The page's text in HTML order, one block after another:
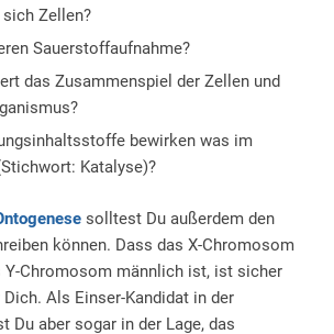
Zellen?
Sauerstoffaufnahme?
das Zusammenspiel der Zellen und
bewirken was im
Katalyse)?
solltest Du außerdem den
können. Dass das X-Chromosom
Y-Chromosom männlich ist, ist sicher
Als Einser-Kandidat in der
Du aber sogar in der Lage, das